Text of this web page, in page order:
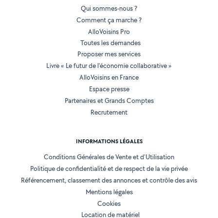
Qui sommes-nous ?
Comment ça marche ?
AlloVoisins Pro
Toutes les demandes
Proposer mes services
Livre « Le futur de l'économie collaborative »
AlloVoisins en France
Espace presse
Partenaires et Grands Comptes
Recrutement
INFORMATIONS LÉGALES
Conditions Générales de Vente et d'Utilisation
Politique de confidentialité et de respect de la vie privée
Référencement, classement des annonces et contrôle des avis
Mentions légales
Cookies
Location de matériel